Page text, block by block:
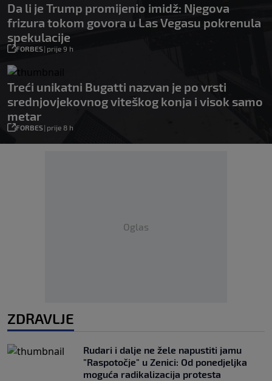
Da li je Trump promijenio imidž: Njegova
frizura tokom govora u Las Vegasu pokrenula
spekulacije
FORBES| prije 9 h
Treći unikatni Bugatti nazvan je po vrsti
srednjovjekovnog viteškog konja i visok samo
metar
FORBES| prije 8 h
Oglas
ZDRAVLJE
Rudari i dalje ne žele napustiti jamu
"Raspotočje" u Zenici: Od ponedjeljka
moguća radikalizacija protesta